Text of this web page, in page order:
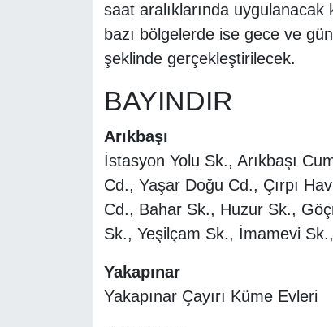
saat aralıklarında
bazı bölgelerde ise gece ve
şeklinde gerçekleştirilecek.
BAYINDIR
Arıkbaşı
İstasyon Yolu Sk., Arıkbaşı
Cd., Yaşar Doğu Cd., Çırpı
Cd., Bahar Sk., Huzur Sk.,
Sk., Yeşilçam Sk., İmamevi
Yakapınar
Yakapınar Çayırı Küme Evleri